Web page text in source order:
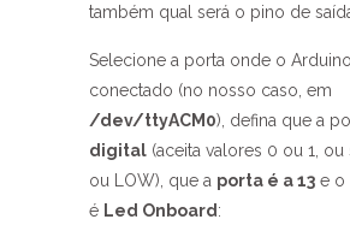
também qual será o pino de
Selecione a porta onde o
conectado (no nosso caso, em
/dev/ttyACM0), defina que a
digital (aceita valores 0 ou 1, ou
ou LOW), que a porta é a 13 e o
é Led Onboard :